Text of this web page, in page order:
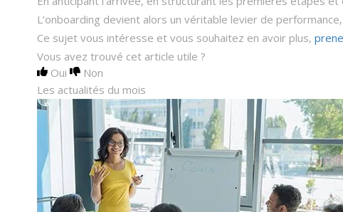
L’onboarding devient alors un véritable levier de
Ce sujet vous intéresse et vous souhaitez en avoir plus,
Vous avez trouvé cet article utile ?
Oui
Non
Les actualités du mois